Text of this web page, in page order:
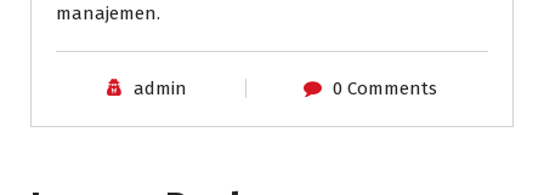
manajemen.
admin 0 Comments